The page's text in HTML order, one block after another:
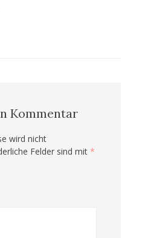
Kommentar
wird nicht
Felder sind mit *